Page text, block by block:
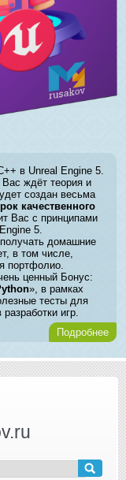
в Unreal Engine 5.
Вас ждёт теория и
создан весьма
качественного
Вас с принципами
5.
домашние
в том числе,
портфолио.
ценный Бонус:
», в рамках
тесты для
игр.
Подробнее